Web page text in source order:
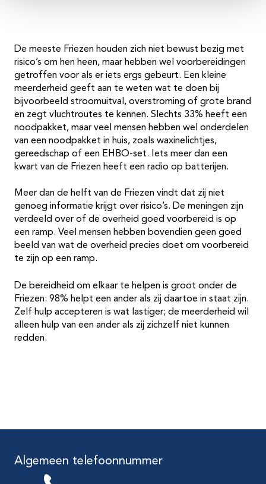
De meeste Friezen houden zich niet bewust bezig met
risico’s om hen heen, maar hebben wel voorbereidingen
getroffen voor als er iets ergs gebeurt. Een kleine
meerderheid geeft aan te weten wat te doen bij
bijvoorbeeld stroomuitval, overstroming of grote brand
en zegt vluchtroutes te kennen. Slechts 33% heeft een
noodpakket, maar veel mensen hebben wel onderdelen
van een noodpakket in huis, zoals waxinelichtjes,
gereedschap of een EHBO-set. Iets meer dan een
kwart van de Friezen heeft een radio op batterijen.
Meer dan de helft van de Friezen vindt dat zij niet
genoeg informatie krijgt over risico’s. De meningen zijn
verdeeld over of de overheid goed voorbereid is op
een ramp. Veel mensen hebben bovendien geen goed
beeld van wat de overheid precies doet om voorbereid
te zijn op een ramp.
De bereidheid om elkaar te helpen is groot onder de
Friezen: 98% helpt een ander als zij daartoe in staat zijn.
Zelf hulp accepteren is wat lastiger; de meerderheid wil
alleen hulp van een ander als zij zichzelf niet kunnen
redden.
Algemeen telefoonnummer